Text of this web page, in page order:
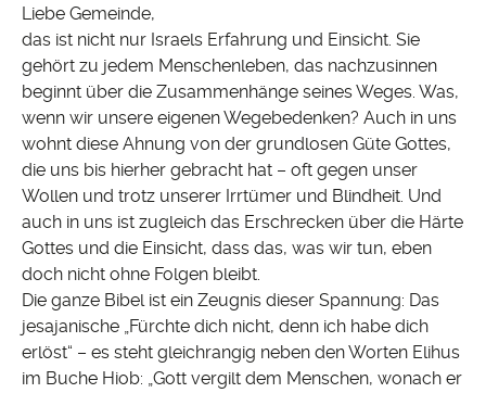
Liebe Gemeinde,
das ist nicht nur Israels Erfahrung und Einsicht. Sie
gehört zu jedem Menschenleben, das nachzusinnen
beginnt über die Zusammenhänge seines Weges. Was,
wenn wir unsere eigenen Wegebedenken? Auch in uns
wohnt diese Ahnung von der grundlosen Güte Gottes,
die uns bis hierher gebracht hat – oft gegen unser
Wollen und trotz unserer Irrtümer und Blindheit. Und
auch in uns ist zugleich das Erschrecken über die Härte
Gottes und die Einsicht, dass das, was wir tun, eben
doch nicht ohne Folgen bleibt.
Die ganze Bibel ist ein Zeugnis dieser Spannung: Das
jesajanische „Fürchte dich nicht, denn ich habe dich
erlöst“ – es steht gleichrangig neben den Worten Elihus
im Buche Hiob: „Gott vergilt dem Menschen, wonach er